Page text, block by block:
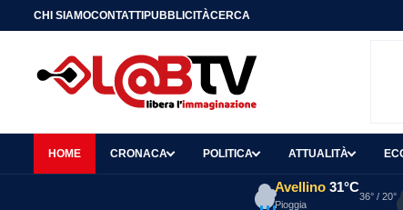
CHI SIAMOCONTATTIPUBBLICITÀCERCA
HOME CRONACA POLITICA ATTUALITÀ
Avellino 31°C
Pioggia
36° / 20°